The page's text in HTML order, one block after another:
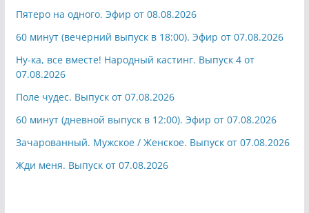
Пятеро на одного. Эфир от 08.08.2026
60 минут (вечерний выпуск в 18:00). Эфир от 07.08.2026
Ну-ка, все вместе! Народный кастинг. Выпуск 4 от
07.08.2026
Поле чудес. Выпуск от 07.08.2026
60 минут (дневной выпуск в 12:00). Эфир от 07.08.2026
Зачарованный. Мужское / Женское. Выпуск от 07.08.2026
Жди меня. Выпуск от 07.08.2026